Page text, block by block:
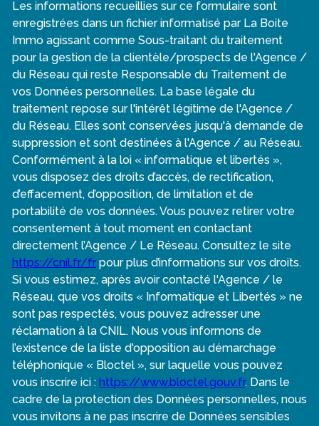
Les informations recueillies sur ce formulaire sont
enregistrées dans un fichier informatisé par La Boite
Immo agissant comme Sous-traitant du traitement
pour la gestion de la clientèle/prospects de l'Agence /
du Réseau qui reste Responsable du Traitement de
vos Données personnelles. La base légale du
traitement repose sur l'intérêt légitime de l'Agence /
du Réseau. Elles sont conservées jusqu'à demande de
suppression et sont destinées à l'Agence / au Réseau.
Conformément à la loi « informatique et libertés »,
vous disposez des droits d’accès, de rectification,
d’effacement, d’opposition, de limitation et de
portabilité de vos données. Vous pouvez retirer votre
consentement à tout moment en contactant
directement l’Agence / Le Réseau. Consultez le site
https://cnil.fr/fr pour plus d’informations sur vos droits.
Si vous estimez, après avoir contacté l'Agence / le
Réseau, que vos droits « Informatique et Libertés » ne
sont pas respectés, vous pouvez adresser une
réclamation à la CNIL. Nous vous informons de
l’existence de la liste d'opposition au démarchage
téléphonique « Bloctel », sur laquelle vous pouvez
vous inscrire ici : https://www.bloctel.gouv.fr. Dans le
cadre de la protection des Données personnelles, nous
vous invitons à ne pas inscrire de Données sensibles